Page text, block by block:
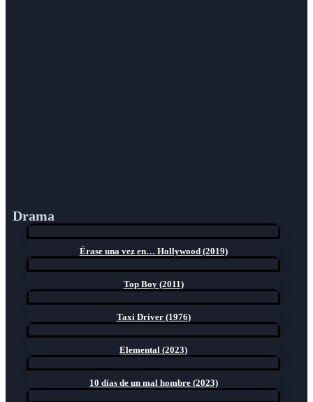
Drama
Érase una vez en… Hollywood (2019)
Top Boy (2011)
Taxi Driver (1976)
Elemental (2023)
10 días de un mal hombre (2023)